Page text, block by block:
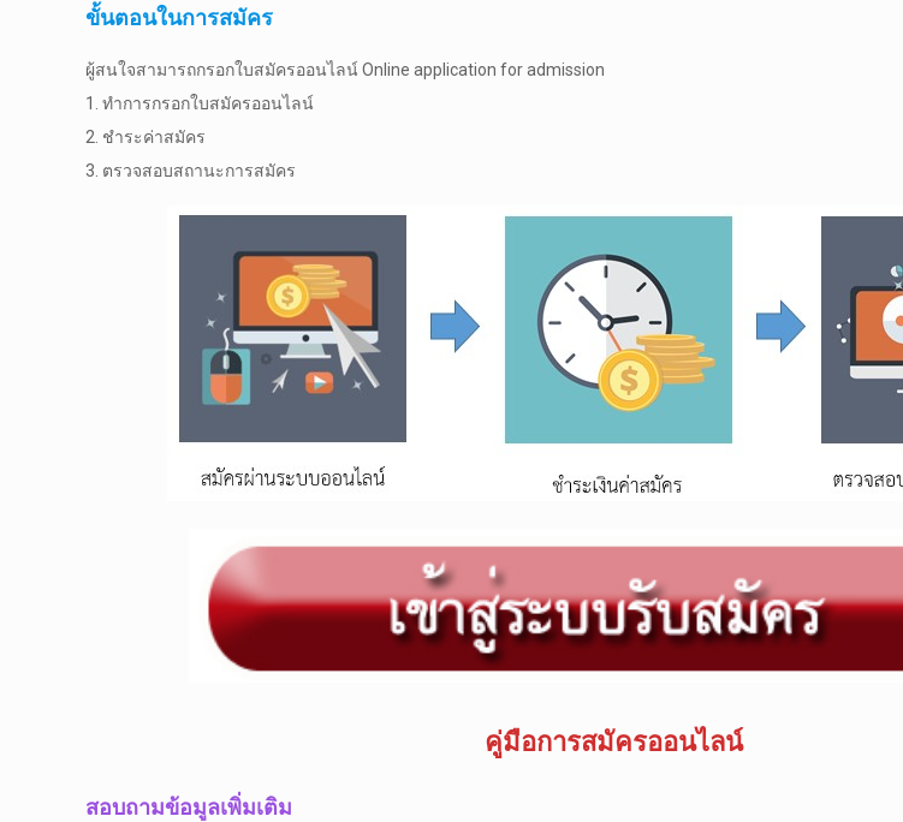
ขั้นตอนในการสมัคร
ผู้สนใจสามารถกรอกใบสมัครออนไลน์ Online application for admission
1. ทำการกรอกใบสมัครออนไลน์
2. ชำระค่าสมัคร
3. ตรวจสอบสถานะการสมัคร
คู่มือการสมัครออนไลน์
สอบถามข้อมูลเพิ่มเติม